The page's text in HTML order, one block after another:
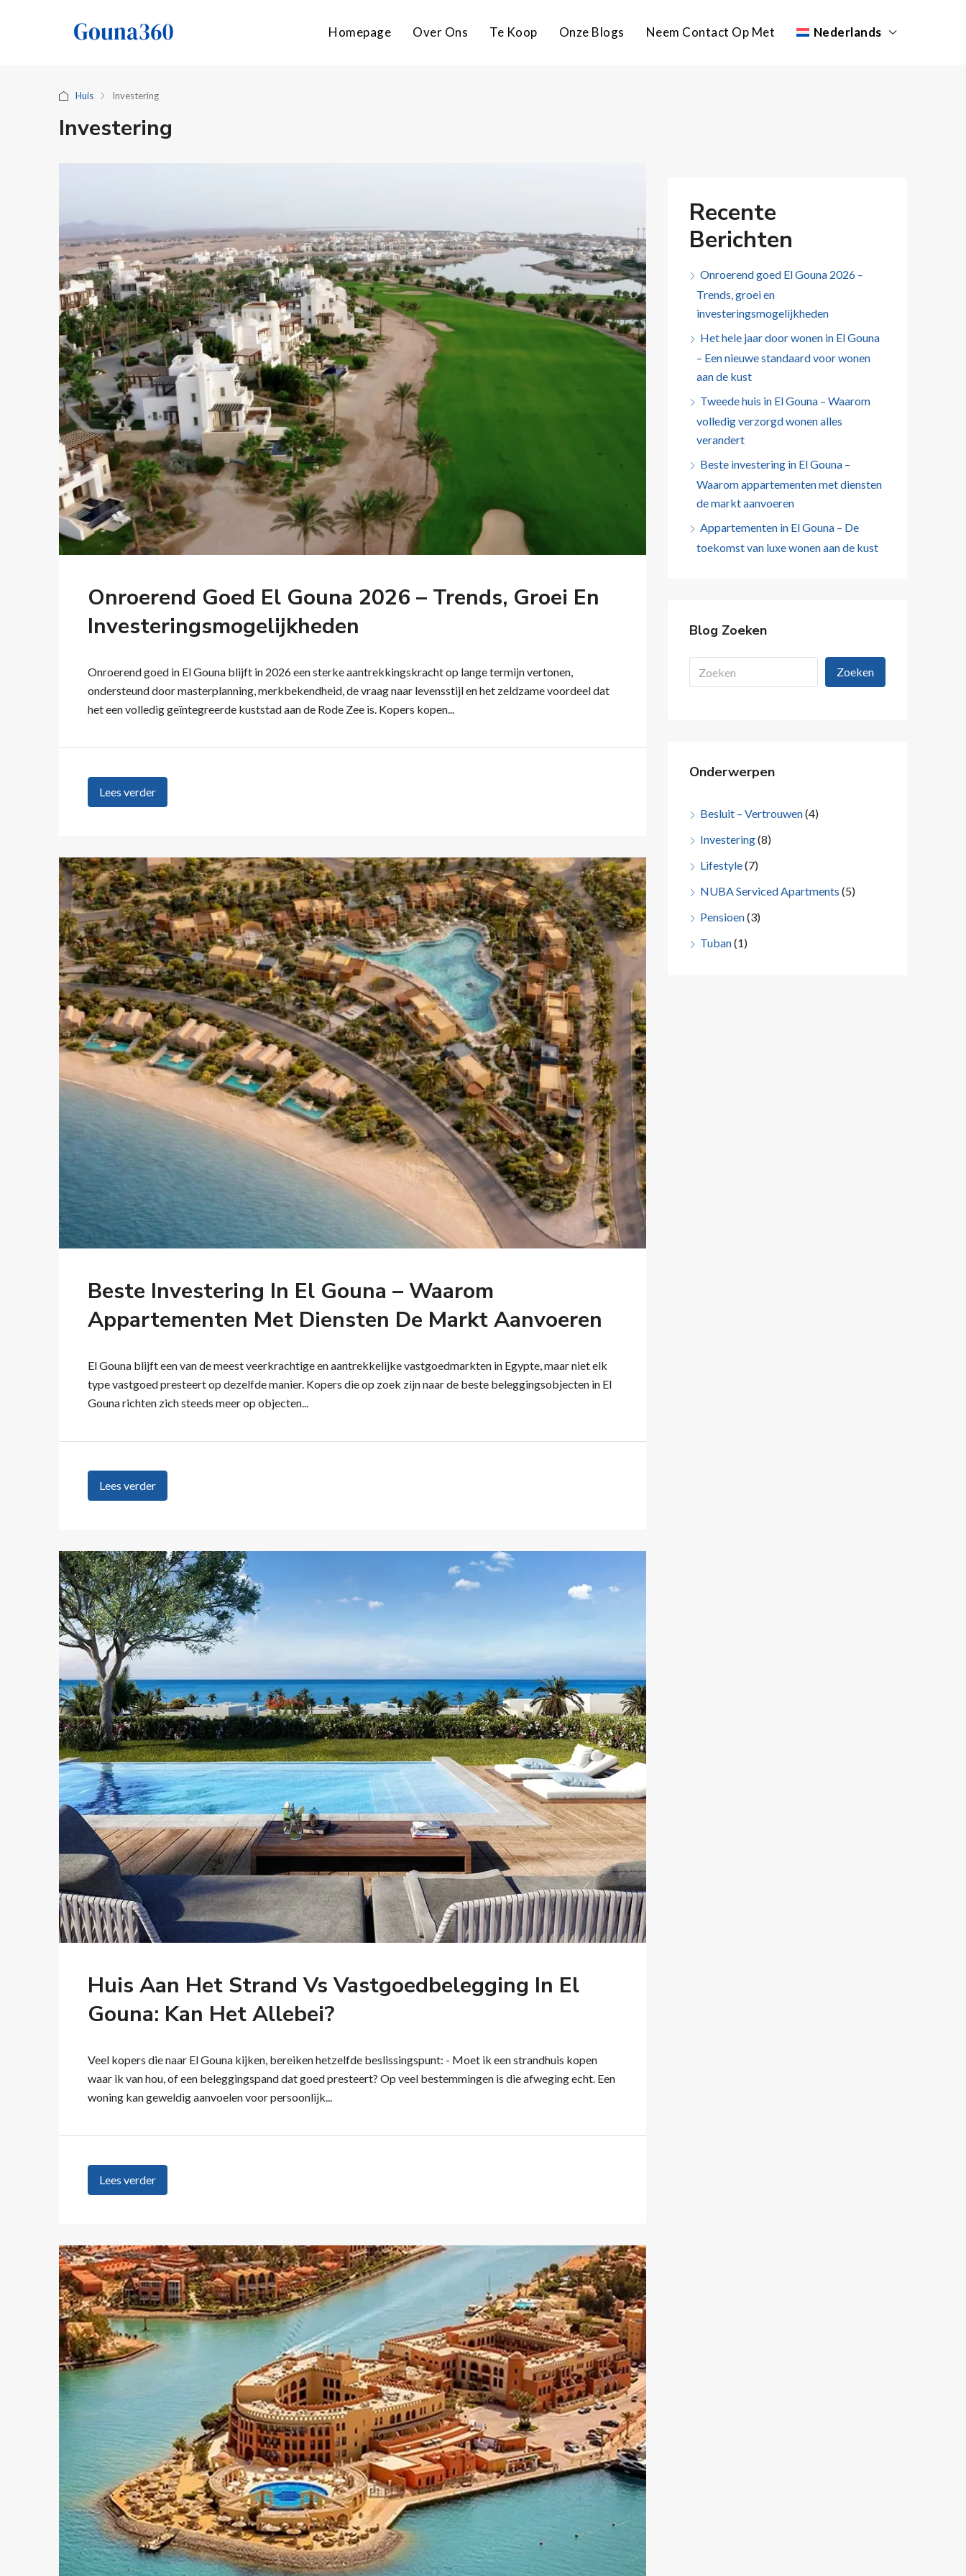
Homepage Over Ons Te Koop Onze Blogs Neem Contact Op Met Nederlands
Huis Investering
Investering
Onroerend Goed El Gouna 2026 – Trends, Groei En
Investeringsmogelijkheden
Onroerend goed in El Gouna blijft in 2026 een sterke aantrekkingskracht op lange termijn vertonen,
ondersteund door masterplanning, merkbekendheid, de vraag naar levensstijl en het zeldzame voordeel dat
het een volledig geïntegreerde kuststad aan de Rode Zee is. Kopers kopen...
Lees verder
Beste Investering In El Gouna – Waarom
Appartementen Met Diensten De Markt Aanvoeren
El Gouna blijft een van de meest veerkrachtige en aantrekkelijke vastgoedmarkten in Egypte, maar niet elk
type vastgoed presteert op dezelfde manier. Kopers die op zoek zijn naar de beste beleggingsobjecten in El
Gouna richten zich steeds meer op objecten...
Lees verder
Huis Aan Het Strand Vs Vastgoedbelegging In El
Gouna: Kan Het Allebei?
Veel kopers die naar El Gouna kijken, bereiken hetzelfde beslissingspunt: - Moet ik een strandhuis kopen
waar ik van hou, of een beleggingspand dat goed presteert? Op veel bestemmingen is die afweging echt. Een
woning kan geweldig aanvoelen voor persoonlijk...
Lees verder
Recente
Berichten
Onroerend goed El Gouna 2026 –
Trends, groei en
investeringsmogelijkheden
Het hele jaar door wonen in El Gouna
– Een nieuwe standaard voor wonen
aan de kust
Tweede huis in El Gouna – Waarom
volledig verzorgd wonen alles
verandert
Beste investering in El Gouna –
Waarom appartementen met diensten
de markt aanvoeren
Appartementen in El Gouna – De
toekomst van luxe wonen aan de kust
Blog Zoeken
Zoeken
Onderwerpen
Besluit – Vertrouwen(4)
Investering(8)
Lifestyle(7)
NUBA Serviced Apartments (5)
Pensioen(3)
Tuban(1)